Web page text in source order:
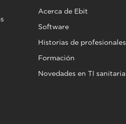
Acerca de Ebit
Software
Historias de profesionales
Formación
Novedades en TI sanitaria